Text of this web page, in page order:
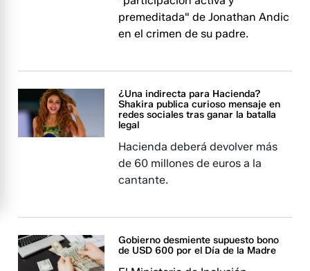
premeditada" de Jonathan Andic
en el crimen de su padre.
¿Una indirecta para Hacienda?
Shakira publica curioso mensaje en
redes sociales tras ganar la batalla
legal
Hacienda deberá devolver más
de 60 millones de euros a la
cantante.
Gobierno desmiente supuesto bono
de USD 600 por el Día de la Madre